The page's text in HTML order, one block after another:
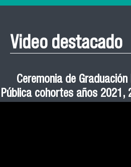
Video destacado
Manual de Buenas de
Sexista Libre de
Roberto Vera invita a la III
e Inteligencia
Jornadas puertas
Ceremonia de
Pública cohortes años 2021,
Esteban Aedo: “El uso de
tiene directa relación con la